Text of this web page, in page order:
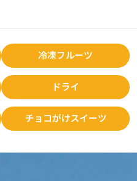
冷凍フルーツ
ドライ
チョコがけスイーツ